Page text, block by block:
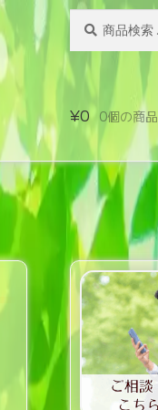
検
対
象:
検
¥0 0個の商品